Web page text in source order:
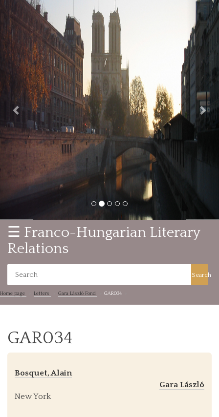
Previous
☰ Franco-Hungarian Literary
Relations
Search
Home page Letters Gara László Fond GAR034
GAR034
Bosquet, Alain
Gara László
New York